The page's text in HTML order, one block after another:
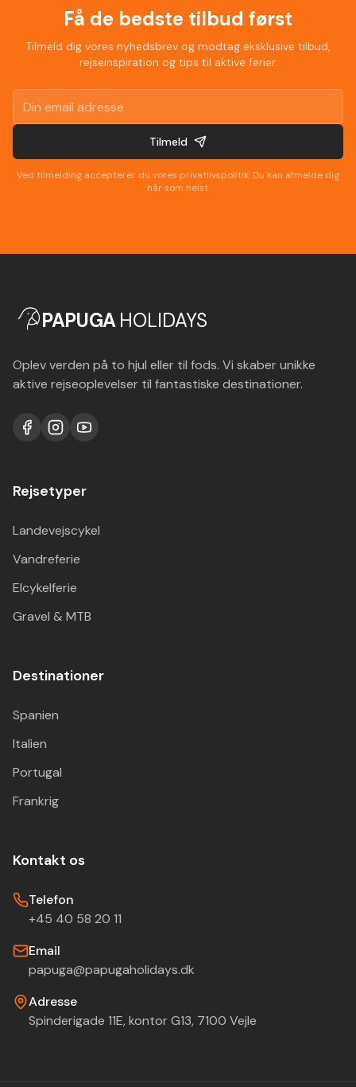
Få de bedste tilbud først
Tilmeld dig vores nyhedsbrev og modtag eksklusive tilbud,
rejseinspiration og tips til aktive ferier.
Tilmeld
Ved tilmelding accepterer du vores privatlivspolitik. Du kan afmelde dig
når som helst.
PAPUGA HOLIDAYS
Oplev verden på to hjul eller til fods. Vi skaber unikke
aktive rejseoplevelser til fantastiske destinationer.
Rejsetyper
Landevejscykel
Vandreferie
Elcykelferie
Gravel & MTB
Destinationer
Spanien
Italien
Portugal
Frankrig
Kontakt os
Telefon
+45 40 58 20 11
Email
papuga@papugaholidays.dk
Adresse
Spinderigade 11E, kontor G13, 7100 Vejle